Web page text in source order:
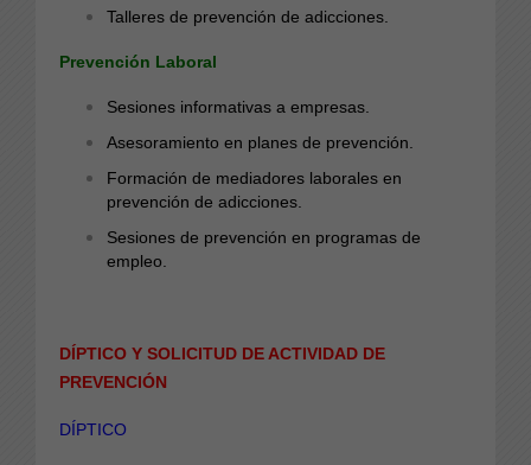
Talleres de prevención de adicciones.
Prevención Laboral
Sesiones informativas a empresas.
Asesoramiento en planes de prevención.
Formación de mediadores laborales en
prevención de adicciones.
Sesiones de prevención en programas de
empleo.
DÍPTICO Y SOLICITUD DE ACTIVIDAD DE
PREVENCIÓN
DÍPTICO